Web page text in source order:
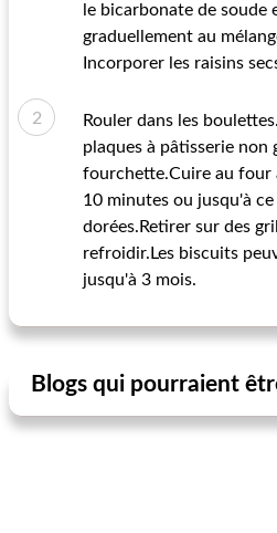
le bicarbonate de soude
graduellement au
Incorporer les raisins
Rouler dans les
plaques à pâtisserie non
fourchette.Cuire au four
10 minutes ou jusqu'à
dorées.Retirer sur des
refroidir.Les biscuits
jusqu'à 3 mois.
Blogs qui pourraient